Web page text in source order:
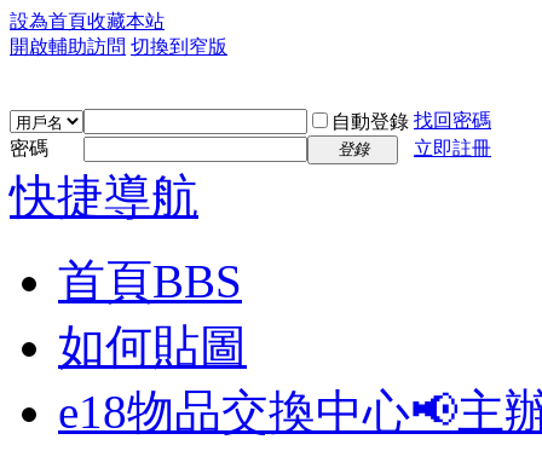
設為首頁收藏本站
開啟輔助訪問 切換到窄版
自動登錄 找回密碼
密碼
登錄 立即註冊
快捷導航
首頁BBS
如何貼圖
e18物品交換中心📢主